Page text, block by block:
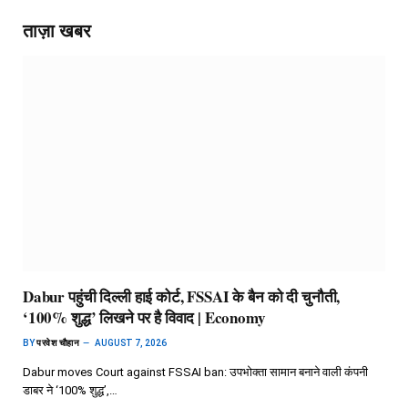
ताज़ा खबर
Dabur पहुंची दिल्ली हाई कोर्ट, FSSAI के बैन को दी चुनौती,
‘100% शुद्ध’ लिखने पर है विवाद | Economy
BYपरवेश चौहान AUGUST 7, 2026
Dabur moves Court against FSSAI ban: उपभोक्ता सामान बनाने वाली कंपनी
डाबर ने ‘100% शुद्ध’,…